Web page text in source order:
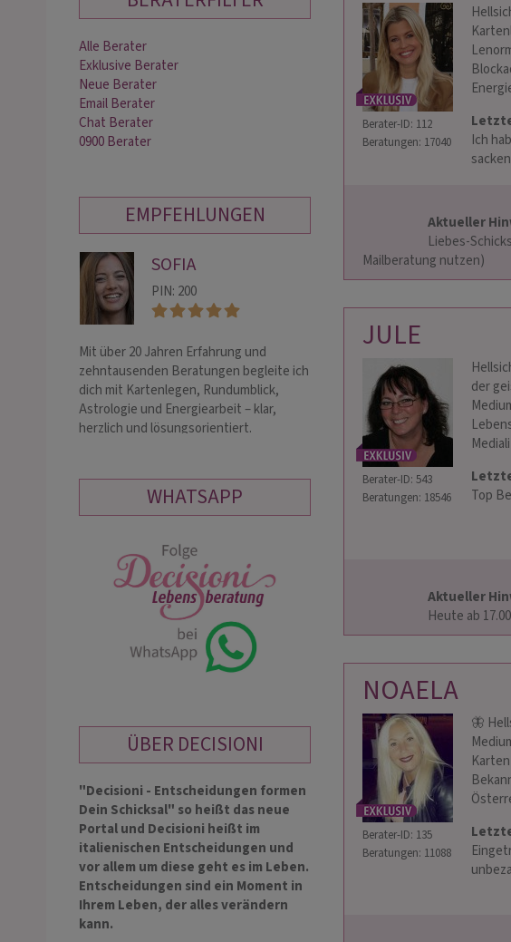
Alle Berater
Exklusive Berater
Neue Berater
Email Berater
Chat Berater
0900 Berater
EMPFEHLUNGEN
SOFIA
PIN: 200
Mit über 20 Jahren Erfahrung und
zehntausenden Beratungen begleite ich
dich mit Kartenlegen, Rundumblick,
Astrologie und Energiearbeit – klar,
herzlich und lösungsorientiert.
ELANA
treffsicheren Zeitangaben,
und Beseitigung der Lebenskrisen.
Gefühle und Gedanken des
Herzensmenschen
WHATSAPP
ÜBER DECISIONI
"Decisioni - Entscheidungen formen
Dein Schicksal" so heißt das neue
Portal und Decisioni heißt im
italienischen Entscheidungen und
vor allem um diese geht es im Leben.
Entscheidungen sind ein Moment in
Ihrem Leben, der alles verändern
kann.
Berater-ID: 112
Beratungen: 17040
Ich
Aktueller
Mailberatung
JULE
der
Berater-ID: 543
Beratungen: 18546
Top
Aktueller
NOAELA
🦋
Berater-ID: 135
Beratungen: 11088